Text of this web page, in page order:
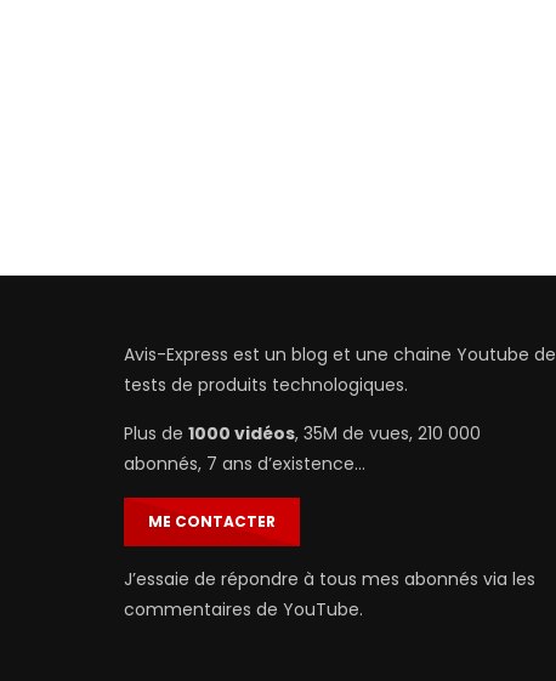
Avis-Express est un blog et une chaine Youtube de
tests de produits technologiques.
Plus de 1000 vidéos, 35M de vues, 210 000
abonnés, 7 ans d’existence…
ME CONTACTER
J’essaie de répondre à tous mes abonnés via les
commentaires de YouTube.